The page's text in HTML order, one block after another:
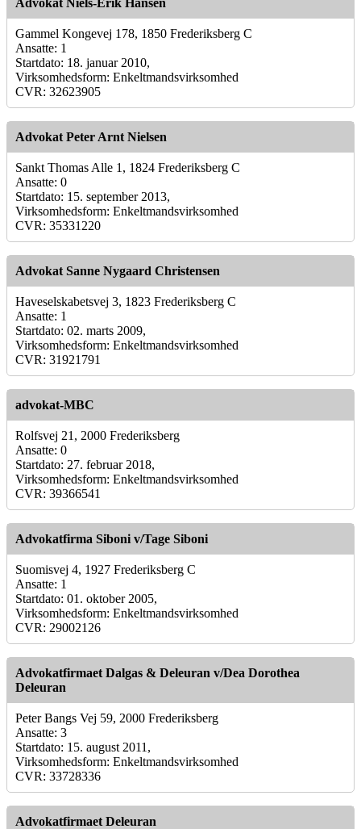
Advokat Niels-Erik Hansen
Gammel Kongevej 178, 1850 Frederiksberg C
Ansatte: 1
Startdato: 18. januar 2010,
Virksomhedsform: Enkeltmandsvirksomhed
CVR: 32623905
Advokat Peter Arnt Nielsen
Sankt Thomas Alle 1, 1824 Frederiksberg C
Ansatte: 0
Startdato: 15. september 2013,
Virksomhedsform: Enkeltmandsvirksomhed
CVR: 35331220
Advokat Sanne Nygaard Christensen
Haveselskabetsvej 3, 1823 Frederiksberg C
Ansatte: 1
Startdato: 02. marts 2009,
Virksomhedsform: Enkeltmandsvirksomhed
CVR: 31921791
advokat-MBC
Rolfsvej 21, 2000 Frederiksberg
Ansatte: 0
Startdato: 27. februar 2018,
Virksomhedsform: Enkeltmandsvirksomhed
CVR: 39366541
Advokatfirma Siboni v/Tage Siboni
Suomisvej 4, 1927 Frederiksberg C
Ansatte: 1
Startdato: 01. oktober 2005,
Virksomhedsform: Enkeltmandsvirksomhed
CVR: 29002126
Advokatfirmaet Dalgas & Deleuran v/Dea Dorothea
Deleuran
Peter Bangs Vej 59, 2000 Frederiksberg
Ansatte: 3
Startdato: 15. august 2011,
Virksomhedsform: Enkeltmandsvirksomhed
CVR: 33728336
Advokatfirmaet Deleuran